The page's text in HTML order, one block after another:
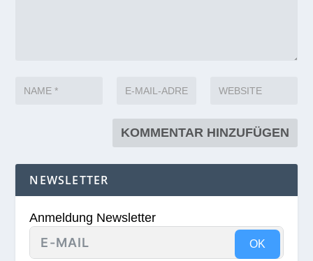
NEWSLETTER
Anmeldung Newsletter
OK